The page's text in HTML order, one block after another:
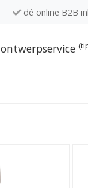
ontwerpservice
dé online B2B